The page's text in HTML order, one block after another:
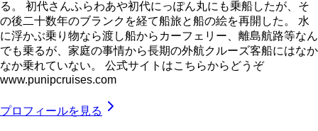
る。 初代さんふらわあや初代にっぽん丸にも乗船したが、そ
の後二十数年のブランクを経て船旅と船の絵を再開した。 水
に浮かぶ乗り物なら渡し船からカーフェリー、離島航路等なん
でも乗るが、家庭の事情から長期の外航クルーズ客船にはなか
なか乗れていない。 公式サイトはこちらからどうぞ
www.punipcruises.com
プロフィールを見る